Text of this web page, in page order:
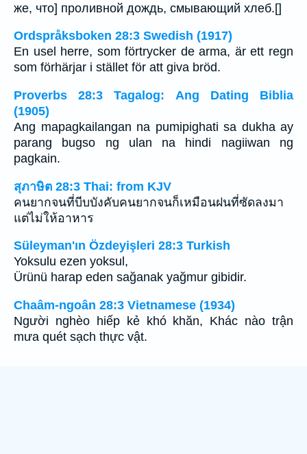
же, что] проливной дождь, смывающий хлеб.[]
Ordspråksboken 28:3 Swedish (1917)
En usel herre, som förtrycker de arma, är ett regn
som förhärjar i stället för att giva bröd.
Proverbs 28:3 Tagalog: Ang Dating Biblia
(1905)
Ang mapagkailangan na pumipighati sa dukha ay
parang bugso ng ulan na hindi nagiiwan ng
pagkain.
สุภาษิต 28:3 Thai: from KJV
คนยากจนที่บีบบังคับคนยากจนก็เหมือนฝนที่ซัดลงมา
แต่ไม่ให้อาหาร
Süleyman'ın Özdeyişleri 28:3 Turkish
Yoksulu ezen yoksul,
Ürünü harap eden sağanak yağmur gibidir.
Chaâm-ngoân 28:3 Vietnamese (1934)
Người nghèo hiếp kẻ khó khăn, Khác nào trận
mưa quét sạch thực vật.